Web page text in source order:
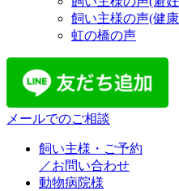
飼い主様の声(健
虹の橋の声
メールでのご相談
飼い主様・ご予約
／お問い合わせ
動物病院様